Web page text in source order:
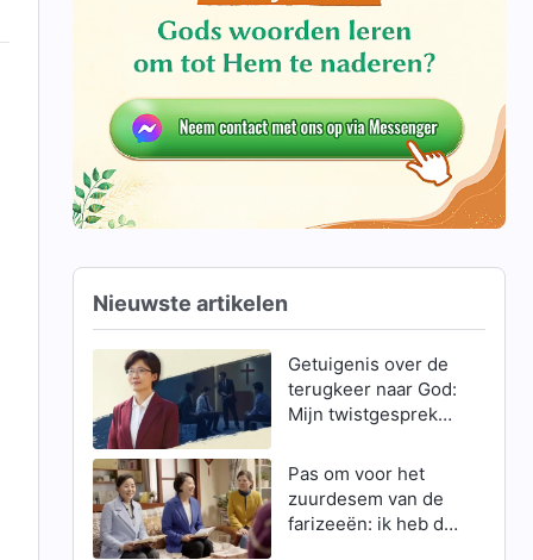
Nieuwste artikelen
Getuigenis over de
terugkeer naar God:
Mijn twistgesprek
een ‘geestelijke
vader’
Pas om voor het
zuurdesem van de
farizeeën: ik heb de